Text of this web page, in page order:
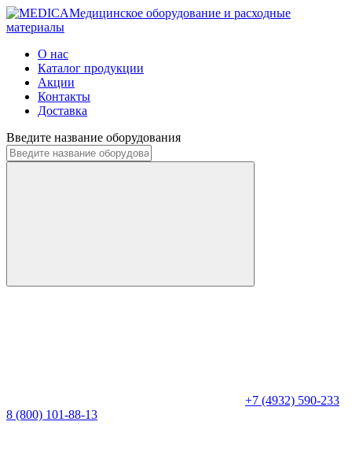
Медицинское оборудование и расходные
материалы
О нас
Каталог продукции
Акции
Контакты
Доставка
Введите название оборудования
+7 (4932) 590-233
8 (800) 101-88-13